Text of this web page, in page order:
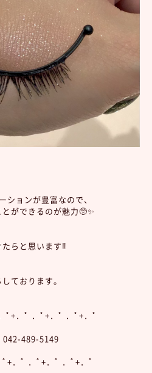
ションが豊富なので、
ができるのが魅力🥺✨
らと思います‼️
ております。
+．ﾟ ．ﾟ+．ﾟ ．ﾟ+．ﾟ
042-489-5149
+．ﾟ ．ﾟ+．ﾟ ．ﾟ+．ﾟ